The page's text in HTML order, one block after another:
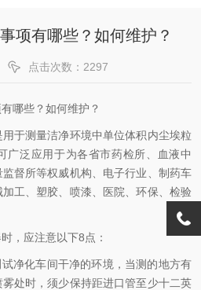
项有哪些？如何维护？
点击次数：2297
哪些？如何维护？
测量洁净环境中单位体积内尘埃粒
广泛应用于为各省市药检所、血液中
督所等权威机构、电子行业、制药车
工、塑胶、喷漆、医院、环保、检验
应注意以下8点：
化车间干净的环境，当测的地方有
处时，须少保持距进口管至少十二英